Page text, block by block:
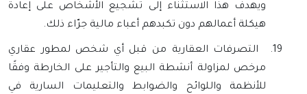
ويهدف هذا الاستثناء إلى تشجيع الأشخاص على إعادة
هيكلة أعمالهم دون تكبدهم أعباء مالية جرّاء ذلك.
19.
التصرفات العقارية من قبل أي شخص لمطور عقاري
مرخص لمزاولة أنشطة البيع والتأجير على الخارطة وفقًا
للأنظمة واللوائح والضوابط والتعليمات السارية في